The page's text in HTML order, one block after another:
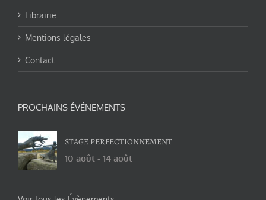
Librairie
Mentions légales
Contact
PROCHAINS ÉVÉNEMENTS
STAGE PERFECTIONNEMENT
10 août - 14 août